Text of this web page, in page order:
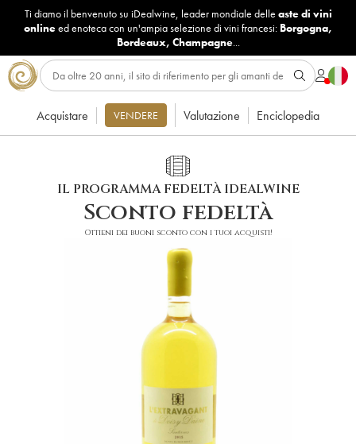
Ti diamo il benvenuto su iDealwine, leader mondiale delle aste di vini
onlineed enoteca con un'ampia selezione di vini francesi: Borgogna,
Bordeaux, Champagne...
Acquistare VENDERE Valutazione Enciclopedia
IL PROGRAMMA FEDELTÀ IDEALWINE
Sconto fedeltà
Ottieni dei buoni sconto con i tuoi acquisti!